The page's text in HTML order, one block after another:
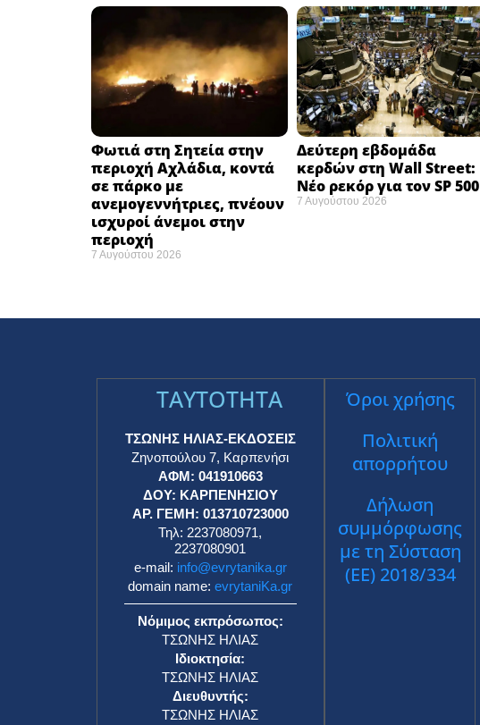
Φωτιά στη Σητεία στην
περιοχή Αχλάδια, κοντά
σε πάρκο με
ανεμογεννήτριες, πνέουν
ισχυροί άνεμοι στην
περιοχή
7 Αυγούστου 2026
Δεύτερη εβδομάδα
κερδών στη Wall Street:
Νέο ρεκόρ για τον SP 500
7 Αυγούστου 2026
TAYTOTHTA
ΤΣΩΝΗΣ ΗΛΙΑΣ-ΕΚΔΟΣΕΙΣ
Ζηνοπούλου 7, Καρπενήσι
ΑΦΜ: 041910663
ΔΟΥ: ΚΑΡΠΕΝΗΣΙΟΥ
ΑΡ. ΓΕΜΗ: 013710723000
Τηλ: 2237080971,
2237080901
e-mail: info@evrytanika.gr
domain name:evrytaniKa.gr
Νόμιμος εκπρόσωπος:
ΤΣΩΝΗΣ ΗΛΙΑΣ
Ιδιοκτησία:
ΤΣΩΝΗΣ ΗΛΙΑΣ
Διευθυντής:
ΤΣΩΝΗΣ ΗΛΙΑΣ
Όροι χρήσης
Πολιτική
απορρήτου
Δήλωση
συμμόρφωσης
με τη Σύσταση
(ΕΕ) 2018/334